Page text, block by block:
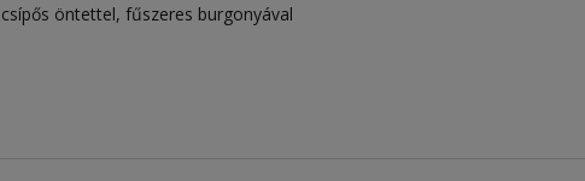
csípős öntettel, fűszeres burgonyával